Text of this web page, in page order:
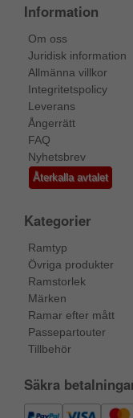
Information
Om oss
Juridisk information
Allmänna villkor
Integritetspolicy
Leverans
Ångerrätt
FAQ
Nyhetsbrev
Återkalla avtalet
Kategorier
Ramtyp
Övriga produkter
Ramstorlek
Märken
Ramar efter mått
Passepartouter
Tillbehör
Säkra